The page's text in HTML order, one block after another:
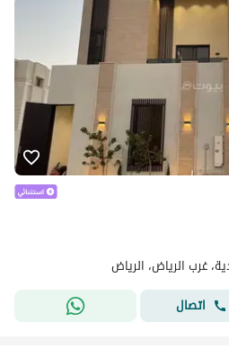
غرب الرياض، الرياض
اتصال